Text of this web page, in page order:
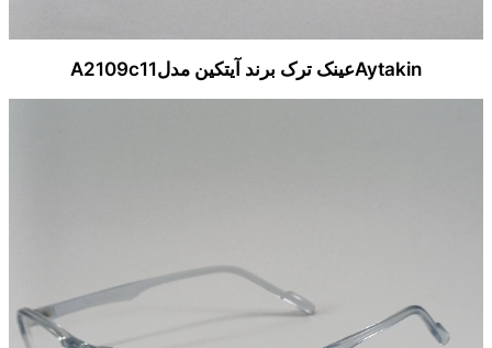
Aytakinعینک ترک برند آیتکین مدلA2109c11